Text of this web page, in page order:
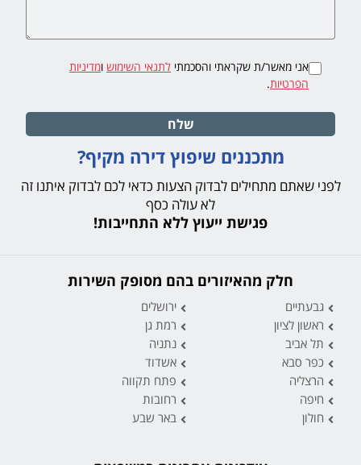
אני מאשר/ת שקראתי והסכמתי לתנאי השימוש ומדיניות
הפרטיות.
שלח
מתכננים שיפוץ דירה מקיף?
לפני שאתם מתחילים לבדוק הצעות כדאי לכם לבדוק איתנו זה
לא עולה כסף
פגישת ייעוץ ללא התחייבות!
חלק מהאיזורים בהם מסופק השירות
גבעתיים
ירושלים
ראשון לציון
רמת גן
תל אביב
נתניה
כפר סבא
אשדוד
הרצליה
פתח תקווה
חיפה
רחובות
חולון
באר שבע